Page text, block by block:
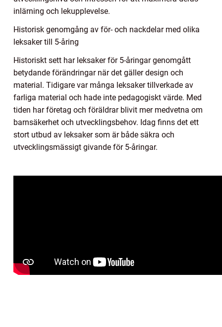
inlärning och lekupplevelse.
Historisk genomgång av för- och nackdelar med olika
leksaker till 5-åring
Historiskt sett har leksaker för 5-åringar genomgått
betydande förändringar när det gäller design och
material. Tidigare var många leksaker tillverkade av
farliga material och hade inte pedagogiskt värde. Med
tiden har företag och föräldrar blivit mer medvetna om
barnsäkerhet och utvecklingsbehov. Idag finns det ett
stort utbud av leksaker som är både säkra och
utvecklingsmässigt givande för 5-åringar.